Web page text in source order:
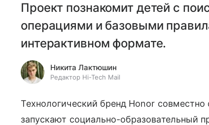
Проект познакомит детей с
операциями и базовыми
интерактивном формате.
Никита Лактюшин
Редактор Hi-Tech Mail
Технологический бренд Honor
запускают социально-образовательный